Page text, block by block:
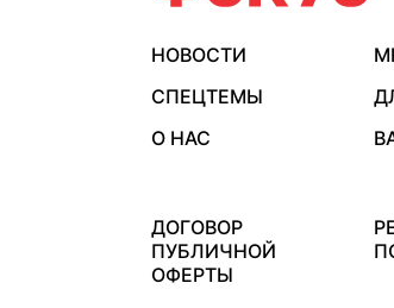
НОВОСТИ
СПЕЦТЕМЫ
О НАС
ДОГОВОР
ПУБЛИЧНОЙ
ОФЕРТЫ